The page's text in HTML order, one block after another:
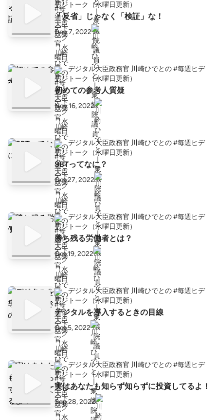
トーク（水曜日更新）
「反省」じゃなく「検証」な！
Dec 7, 2022
デジタル大臣政務官 川崎ひでとの #毎週ヒデ
トーク（水曜日更新）
初めての参考人質疑
Nov 16, 2022
デジタル大臣政務官 川崎ひでとの #毎週ヒデ
トーク（水曜日更新）
SBTってなに？
Oct 27, 2022
デジタル大臣政務官 川崎ひでとの #毎週ヒデ
トーク（水曜日更新）
勝ち残る労働者とは？
Oct 19, 2022
デジタル大臣政務官 川崎ひでとの #毎週ヒデ
トーク（水曜日更新）
デジタルを導入するときの目線
Oct 5, 2022
デジタル大臣政務官 川崎ひでとの #毎週ヒデ
トーク（水曜日更新）
実はあなたも知らず知らずに投資してるよ！
Sep 28, 2022